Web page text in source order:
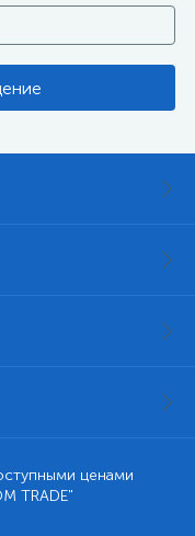
ценами
TRADE"